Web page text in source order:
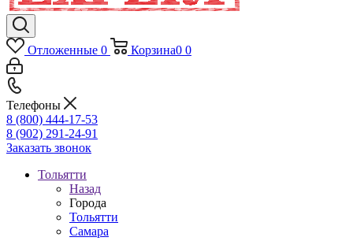
Отложенные 0 Корзина0 0
Телефоны
8 (800) 444-17-53
8 (902) 291-24-91
Заказать звонок
Тольятти
Назад
Города
Тольятти
Самара